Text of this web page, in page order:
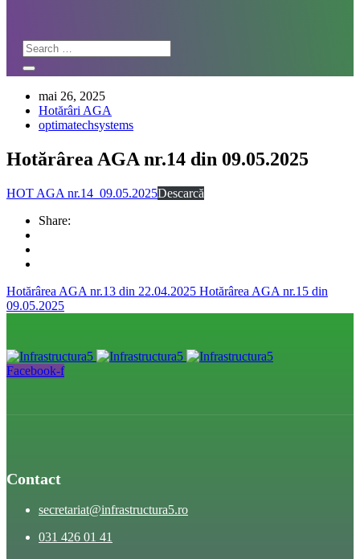
mai 26, 2025
Hotărâri AGA
optimatechsystems
Hotărârea AGA nr.14 din 09.05.2025
HOT AGA nr.14_09.05.2025Descarcă
Share:
Hotărârea AGA nr.13 din 22.04.2025 Hotărârea AGA nr.15 din
09.05.2025
Facebook-f
Contact
secretariat@infrastructura5.ro
031 426 01 41